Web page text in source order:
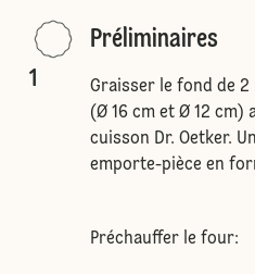
1
Préliminaires
Graisser le fond de 2
(Ø 16 cm et Ø 12 cm)
cuisson Dr. Oetker.
emporte-pièce en
Préchauffer le four: